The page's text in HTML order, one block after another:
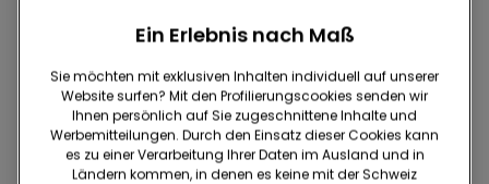
Ein Erlebnis nach Maß
Sie möchten mit exklusiven Inhalten individuell auf unserer
Website surfen? Mit den Profilierungscookies senden wir
Ihnen persönlich auf Sie zugeschnittene Inhalte und
Werbemitteilungen. Durch den Einsatz dieser Cookies kann
es zu einer Verarbeitung Ihrer Daten im Ausland und in
Ländern kommen, in denen es keine mit der Schweiz